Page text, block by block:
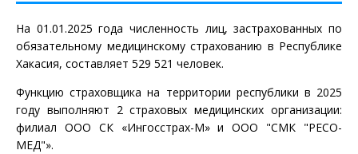
бесплатной медицинской помощи необходимо
обращаться в отдел организации обязательного
медицинского страхования, в том числе по
800-350-42-25.
На Ваши вопросы ответит:
ведущий консультант мониторинга качества
На 01.01.2025 года численность лиц, застрахованных по
обязательному медицинскому страхованию в Республике
Хакасия, составляет 529 521 человек.
Функцию страховщика на территории республики в 2025
году выполняют 2 страховых медицинских организации:
филиал ООО СК «Ингосстрах-М» и ООО "СМК "РЕСО-
МЕД"».